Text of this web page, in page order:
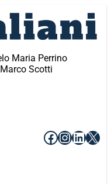
Maria Perrino
Scotti
Facebook
X